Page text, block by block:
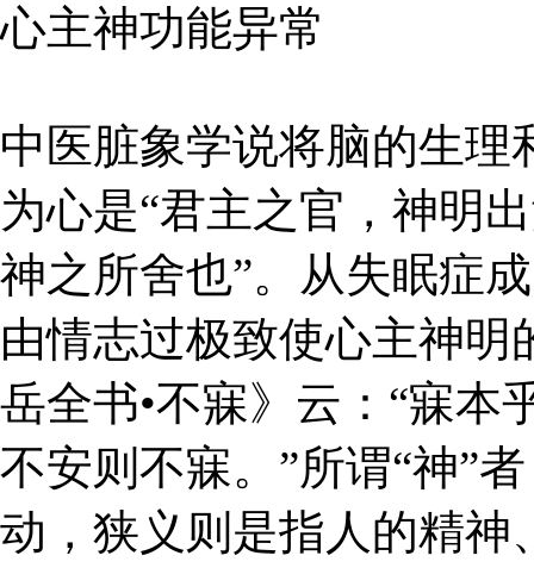
心主神功能异常
中医脏象学说将脑的生
为心是“君主之官，神明
神之所舍也”。从失眠症
由情志过极致使心主神
岳全书•不寐》云：“寐本
不安则不寐。”所谓“神”
动，狭义则是指人的精神